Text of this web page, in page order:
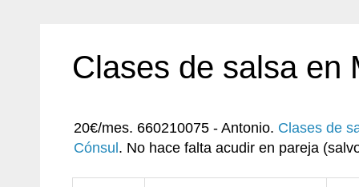
Clases de salsa en
20€/mes. 660210075 - Antonio. Clases de
Cónsul . No hace falta acudir en pareja